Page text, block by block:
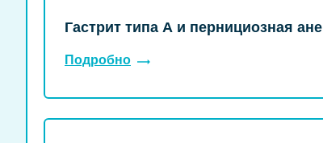
Гастрит типа А и пернициозная
Подробно